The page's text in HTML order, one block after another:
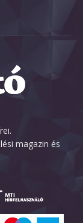
magazin és